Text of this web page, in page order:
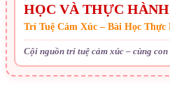
HỌC VÀ THỰC HÀNH
Trí Tuệ Cảm Xúc – Bài Học Thực
Cội nguồn trí tuệ cảm xúc – cùng